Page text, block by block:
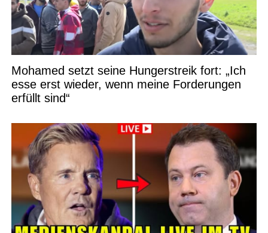
Mohamed setzt seine Hungerstreik fort: „Ich
esse erst wieder, wenn meine Forderungen
erfüllt sind“